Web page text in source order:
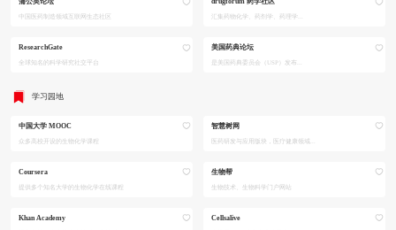
蒲公英论坛
中国医药制造领域互联网生态社区
drugforum 药学社区
汇集药物化学、药剂学、药理学...
ResearchGate
全球知名的科学研究社交平台
美国药典论坛
是美国药典委员会（USP）发布...
学习园地
中国大学 MOOC
众多高校开设的生物化学课程
智慧树网
医药研发与应用版块，医疗健康领域...
Coursera
提供多个知名大学的生物化学在线课程
生物帮
生物技术、生物科学门户网站
Khan Academy Cellsalive